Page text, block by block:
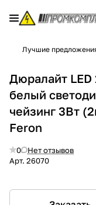
Лучшие
Дюралайт LED
белый
чейзинг 3Вт
Feron
0
Нет отзывов
Арт. 26070